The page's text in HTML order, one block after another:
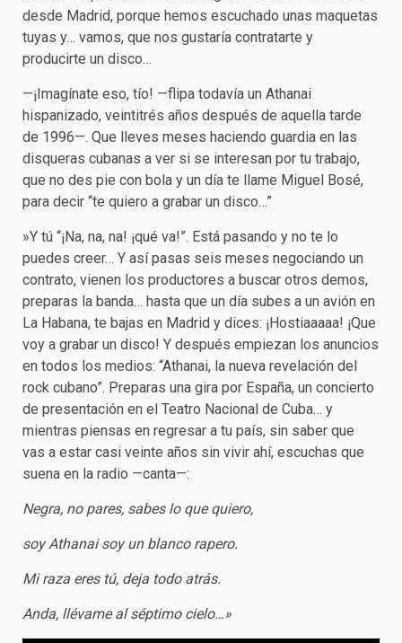
desde Madrid, porque hemos escuchado unas maquetas
tuyas y… vamos, que nos gustaría contratarte y
producirte un disco…
—¡Imagínate eso, tío! —flipa todavía un Athanai
hispanizado, veintitrés años después de aquella tarde
de 1996—. Que lleves meses haciendo guardia en las
disqueras cubanas a ver si se interesan por tu trabajo,
que no des pie con bola y un día te llame Miguel Bosé,
para decir “te quiero a grabar un disco…”
»Y tú “¡Na, na, na! ¡qué va!”. Está pasando y no te lo
puedes creer… Y así pasas seis meses negociando un
contrato, vienen los productores a buscar otros demos,
preparas la banda… hasta que un día subes a un avión en
La Habana, te bajas en Madrid y dices: ¡Hostiaaaaa! ¡Que
voy a grabar un disco! Y después empiezan los anuncios
en todos los medios: “Athanai, la nueva revelación del
rock cubano”. Preparas una gira por España, un concierto
de presentación en el Teatro Nacional de Cuba… y
mientras piensas en regresar a tu país, sin saber que
vas a estar casi veinte años sin vivir ahí, escuchas que
suena en la radio —canta—:
Negra, no pares, sabes lo que quiero,
soy Athanai soy un blanco rapero.
Mi raza eres tú, deja todo atrás.
Anda, llévame al séptimo cielo…»